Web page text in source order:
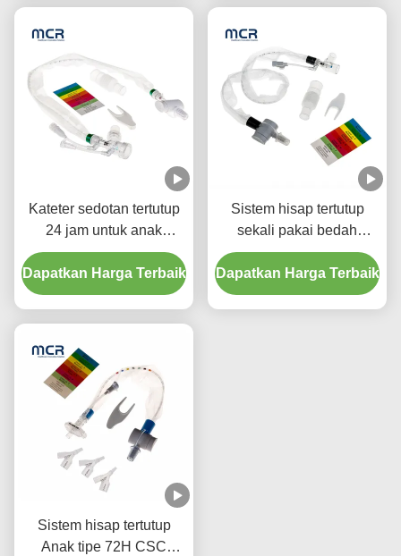
Kateter sedotan tertutup
24 jam untuk anak
dengan tiga konektor Y-
piece
Dapatkan Harga Terbaik
Sistem hisap tertutup
sekali pakai bedah
Neonates/Pediatrics-
Elbows
Dapatkan Harga Terbaik
Sistem hisap tertutup
Anak tipe 72H CSC